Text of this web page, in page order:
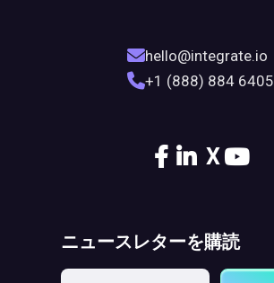
hello@integrate.io
+1 (888) 884 6405
X
ニュースレターを購読